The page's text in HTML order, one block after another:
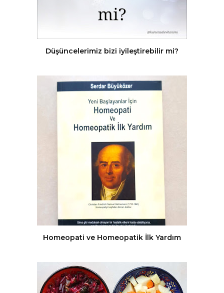
Düşüncelerimiz bizi iyileştirebilir mi?
Homeopati ve Homeopatik İlk Yardım